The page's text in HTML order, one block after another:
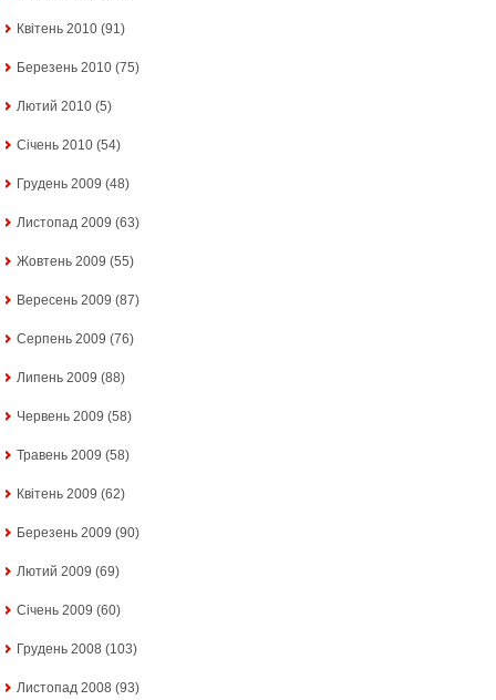
Квітень 2010 (91)
Березень 2010 (75)
Лютий 2010 (5)
Січень 2010 (54)
Грудень 2009 (48)
Листопад 2009 (63)
Жовтень 2009 (55)
Вересень 2009 (87)
Серпень 2009 (76)
Липень 2009 (88)
Червень 2009 (58)
Травень 2009 (58)
Квітень 2009 (62)
Березень 2009 (90)
Лютий 2009 (69)
Січень 2009 (60)
Грудень 2008 (103)
Листопад 2008 (93)